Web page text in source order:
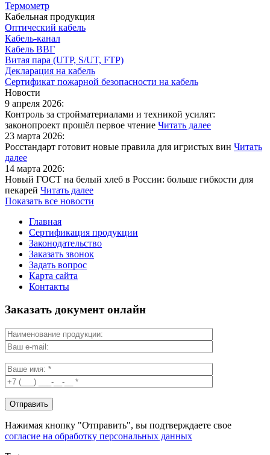
Термометр
Кабельная продукция
Оптический кабель
Кабель-канал
Кабель ВВГ
Витая пара (UTP, S/UT, FTP)
Декларация на кабель
Сертификат пожарной безопасности на кабель
Новости
9 апреля 2026:
Контроль за стройматериалами и техникой усилят:
законопроект прошёл первое чтение Читать далее
23 марта 2026:
Росстандарт готовит новые правила для игристых вин Читать
далее
14 марта 2026:
Новый ГОСТ на белый хлеб в России: больше гибкости для
пекарей Читать далее
Показать все новости
Главная
Сертификация продукции
Законодательство
Заказать звонок
Задать вопрос
Карта сайта
Контакты
Заказать документ онлайн
Нажимая кнопку "Отправить", вы подтверждаете свое
согласие на обработку персональных данных